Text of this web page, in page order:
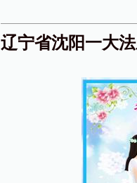
辽宁省沈阳一大